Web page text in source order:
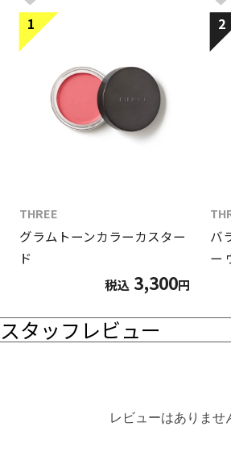
1
THREE
グラムトーンカラーカスター
ド
税込 3,300円
2
バ
ー
スタッフレビュー
レビューはありませ